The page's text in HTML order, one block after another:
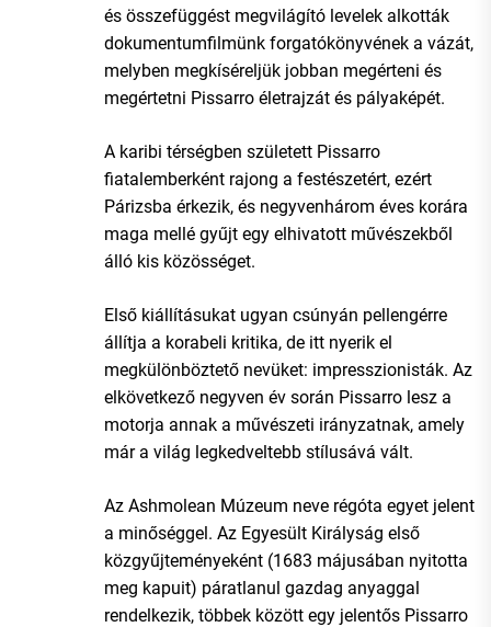
és összefüggést megvilágító levelek alkották
dokumentumfilmünk forgatókönyvének a vázát,
melyben megkíséreljük jobban megérteni és
megértetni Pissarro életrajzát és pályaképét.
A karibi térségben született Pissarro
fiatalemberként rajong a festészetért, ezért
Párizsba érkezik, és negyvenhárom éves korára
maga mellé gyűjt egy elhivatott művészekből
álló kis közösséget.
Első kiállításukat ugyan csúnyán pellengérre
állítja a korabeli kritika, de itt nyerik el
megkülönböztető nevüket: impresszionisták. Az
elkövetkező negyven év során Pissarro lesz a
motorja annak a művészeti irányzatnak, amely
már a világ legkedveltebb stílusává vált.
Az Ashmolean Múzeum neve régóta egyet jelent
a minőséggel. Az Egyesült Királyság első
közgyűjteményeként (1683 májusában nyitotta
meg kapuit) páratlanul gazdag anyaggal
rendelkezik, többek között egy jelentős Pissarro